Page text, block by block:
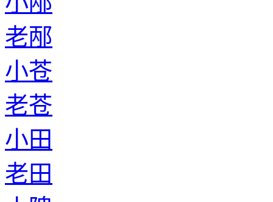
老邴
小苍
老苍
小田
老田